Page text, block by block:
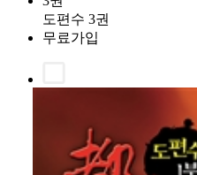
도편수 3권
무료가입